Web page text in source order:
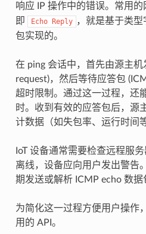
响应 IP 操作中的错误。常用的
即
Echo Reply ，就是基于类
包实现的。
在 ping 会话中，首先由源主
request)，然后等待应答包
超时限制。通过这一过程，还
时。收到有效的应答包后，源
计数据（如失包率、运行时间
IoT 设备通常需要检查远程服
离线，设备应向用户发出警告
期发送或解析 ICMP echo 数据
为简化这一过程方便用户操作
用的 API。